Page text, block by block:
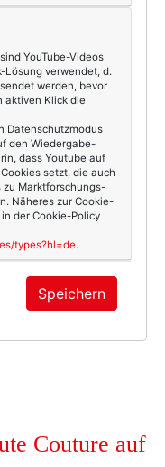
politische
Lachen ist
Wirklich. Ich
statt
mich „Geflüchtete“
korrekt genau
ich (selten
(uuups!), auf
genascht.
Das ging gar
ich meinen
mehr
Couture auf
YouTube-Videos
Lösung verwendet, d.
werden, bevor
aktiven Klick die
Datenschutzmodus
den Wiedergabe-
dass Youtube auf
setzt, die auch
Marktforschungs-
Näheres zur Cookie-
der Cookie-Policy
types?hl=de.
Speichern